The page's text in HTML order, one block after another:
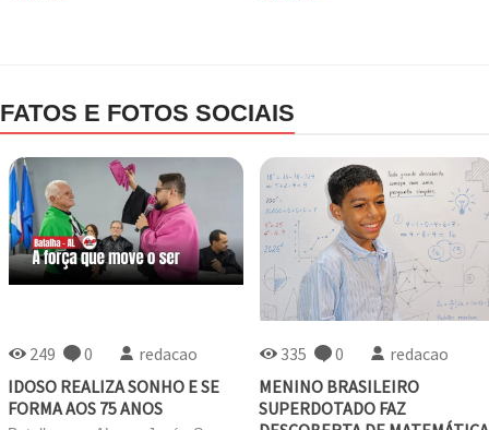
FATOS E FOTOS SOCIAIS
249 0
redacao
IDOSO REALIZA SONHO E SE
FORMA AOS 75 ANOS
335 0
redacao
MENINO BRASILEIRO
SUPERDOTADO FAZ